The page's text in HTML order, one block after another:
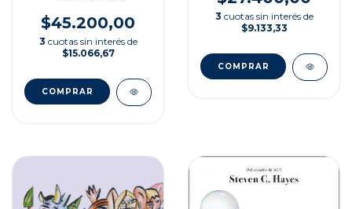
$45.200,00
3 cuotas sin interés de
$15.066,67
3 cuotas sin interés de
$9.133,33